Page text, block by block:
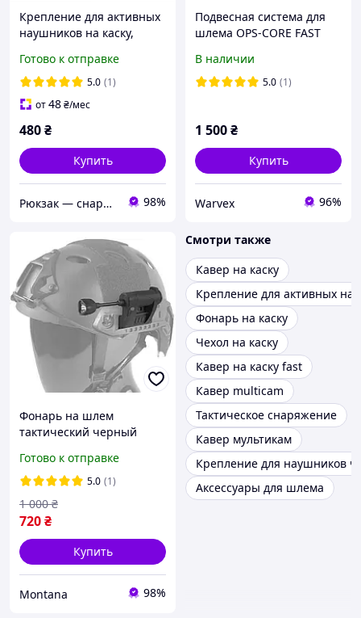
Крепление для активных
наушников на каску,
Wosport HD-ACC-08 Coyote
Готово к отправке
5.0 (1)
от48₴/мес
480₴
Купить
Рюкзак — снаряжение и рыбалка 98%
Подвесная система для
шлема OPS-CORE FAST
Liner Kit TAN подвеска для
каски ФАСТ МИЧ
В наличии
5.0 (1)
1 500₴
Купить
Warvex 96%
Фонарь на шлем
тактический черный
шлема каски (три цвета +
инфракрасный)
Готово к отправке
5.0 (1)
720₴
1 000 ₴
Купить
Montana 98%
Смотри также
Кавер на каску
Крепление для активных
Фонарь на каску
Чехол на каску
Кавер на каску fast
Кавер multicam
Тактическое снаряжение
Кавер мультикам
Крепление для наушников
Аксессуары для шлема